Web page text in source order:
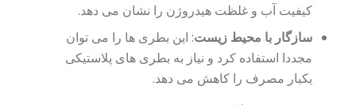
کیفیت آب و غلظت هیدروژن را نشان می دهد.
سازگار با محیط زیست: این بطری ها را می توان
مجددا استفاده کرد و نیاز به بطری های پلاستیکی
یکبار مصرف را کاهش می دهد.